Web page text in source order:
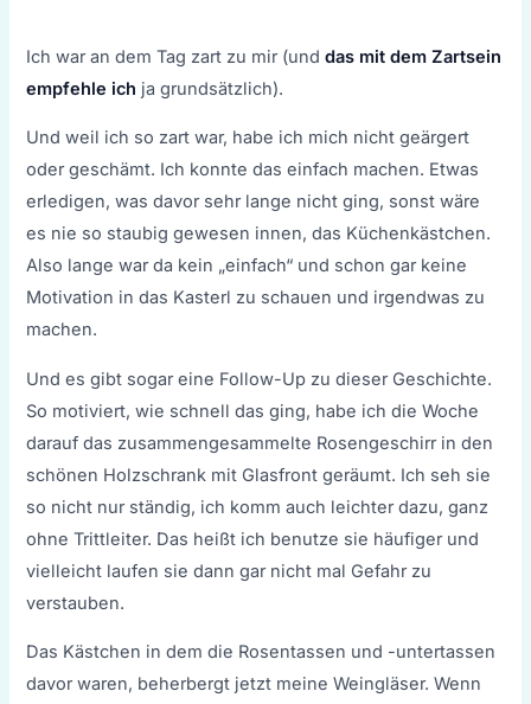
Ich war an dem Tag zart zu mir (unddas mit dem Zartsein
empfehle ich ja grundsätzlich).
Und weil ich so zart war, habe ich mich nicht geärgert
oder geschämt. Ich konnte das einfach machen. Etwas
erledigen, was davor sehr lange nicht ging, sonst wäre
es nie so staubig gewesen innen, das Küchenkästchen.
Also lange war da kein „einfach“ und schon gar keine
Motivation in das Kasterl zu schauen und irgendwas zu
machen.
Und es gibt sogar eine Follow-Up zu dieser Geschichte.
So motiviert, wie schnell das ging, habe ich die Woche
darauf das zusammengesammelte Rosengeschirr in den
schönen Holzschrank mit Glasfront geräumt. Ich seh sie
so nicht nur ständig, ich komm auch leichter dazu, ganz
ohne Trittleiter. Das heißt ich benutze sie häufiger und
vielleicht laufen sie dann gar nicht mal Gefahr zu
verstauben.
Das Kästchen in dem die Rosentassen und -untertassen
davor waren, beherbergt jetzt meine Weingläser. Wenn